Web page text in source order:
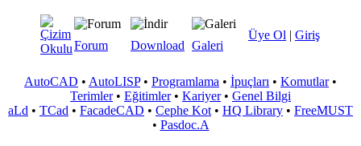
Üye Ol | Giriş
Forum Download Galeri
AutoCAD • AutoLISP• Programlama • İpuçları • Komutlar•
Terimler• Eğitimler• Kariyer• Genel Bilgi
aLd • TCad • FacadeCAD • Cephe Kot • HQ Library • FreeMUST
• Pasdoc.A